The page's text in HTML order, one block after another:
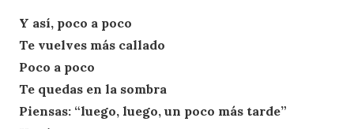
Y así, poco a poco
Te vuelves más callado
Poco a poco
Te quedas en la sombra
Piensas: “luego, luego, un poco más tarde”